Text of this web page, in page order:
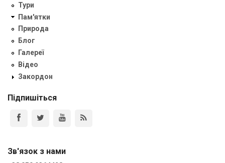
Тури
Пам'ятки
Природа
Блог
Галереї
Відео
Закордон
Підпишіться
Зв'язок з нами